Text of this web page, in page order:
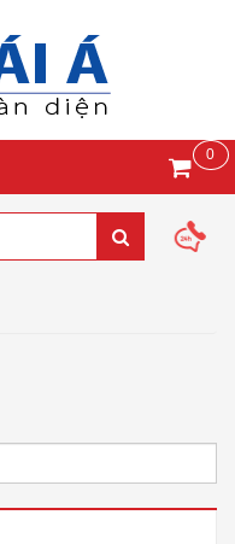
0